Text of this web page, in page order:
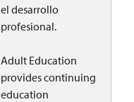
el desarrollo
profesional.
Adult Education
provides continuing
education